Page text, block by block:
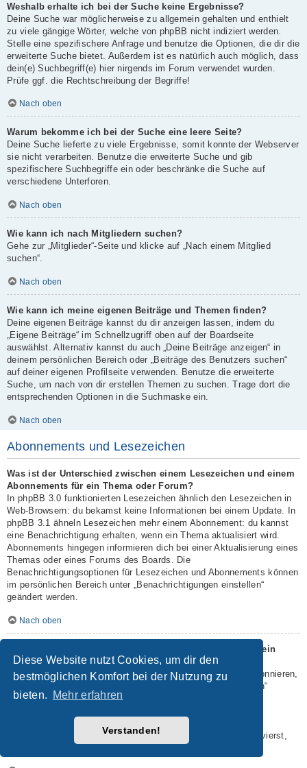
Diese Website nutzt Cookies, um dir den
bestmöglichen Komfort bei der Nutzung zu
bieten.
Mehr erfahren
Verstanden!
Weshalb erhalte ich bei der Suche keine Ergebnisse?
Deine Suche war möglicherweise zu allgemein gehalten und enthielt
zu viele gängige Wörter, welche von phpBB nicht indiziert werden.
Stelle eine spezifischere Anfrage und benutze die Optionen, die dir die
erweiterte Suche bietet. Außerdem ist es natürlich auch möglich, dass
dein(e) Suchbegriff(e) hier nirgends im Forum verwendet wurden.
Prüfe ggf. die Rechtschreibung der Begriffe!
Nach oben
Warum bekomme ich bei der Suche eine leere Seite?
Deine Suche lieferte zu viele Ergebnisse, somit konnte der Webserver
sie nicht verarbeiten. Benutze die erweiterte Suche und gib
spezifischere Suchbegriffe ein oder beschränke die Suche auf
verschiedene Unterforen.
Nach oben
Wie kann ich nach Mitgliedern suchen?
Gehe zur „Mitglieder“-Seite und klicke auf „Nach einem Mitglied
suchen“.
Nach oben
Wie kann ich meine eigenen Beiträge und Themen finden?
Deine eigenen Beiträge kannst du dir anzeigen lassen, indem du
„Eigene Beiträge“ im Schnellzugriff oben auf der Boardseite
auswählst. Alternativ kannst du auch „Deine Beiträge anzeigen“ in
deinem persönlichen Bereich oder „Beiträge des Benutzers suchen“
auf deiner eigenen Profilseite verwenden. Benutze die erweiterte
Suche, um nach von dir erstellen Themen zu suchen. Trage dort die
entsprechenden Optionen in die Suchmaske ein.
Nach oben
Abonnements und Lesezeichen
Was ist der Unterschied zwischen einem Lesezeichen und einem
Abonnements für ein Thema oder Forum?
In phpBB 3.0 funktionierten Lesezeichen ähnlich den Lesezeichen in
Web-Browsern: du bekamst keine Informationen bei einem Update. In
phpBB 3.1 ähneln Lesezeichen mehr einem Abonnement: du kannst
eine Benachrichtigung erhalten, wenn ein Thema aktualisiert wird.
Abonnements hingegen informieren dich bei einer Aktualisierung eines
Themas oder eines Forums des Boards. Die
Benachrichtigungsoptionen für Lesezeichen und Abonnements können
im persönlichen Bereich unter „Benachrichtigungen einstellen“
geändert werden.
Nach oben
Wie kann ich ein Lesezeichen auf ein Thema setzen oder ein
Thema abonnieren?
Du kannst ein Lesezeichen auf ein Thema setzen oder es abonnieren,
in dem du die entsprechende Option in den „Themen-Optionen“
auswählst, die sich normalerweise ober- und unterhalb des
benachrichtigen, sobald eine Antwort geschrieben wurde“ aktivierst,